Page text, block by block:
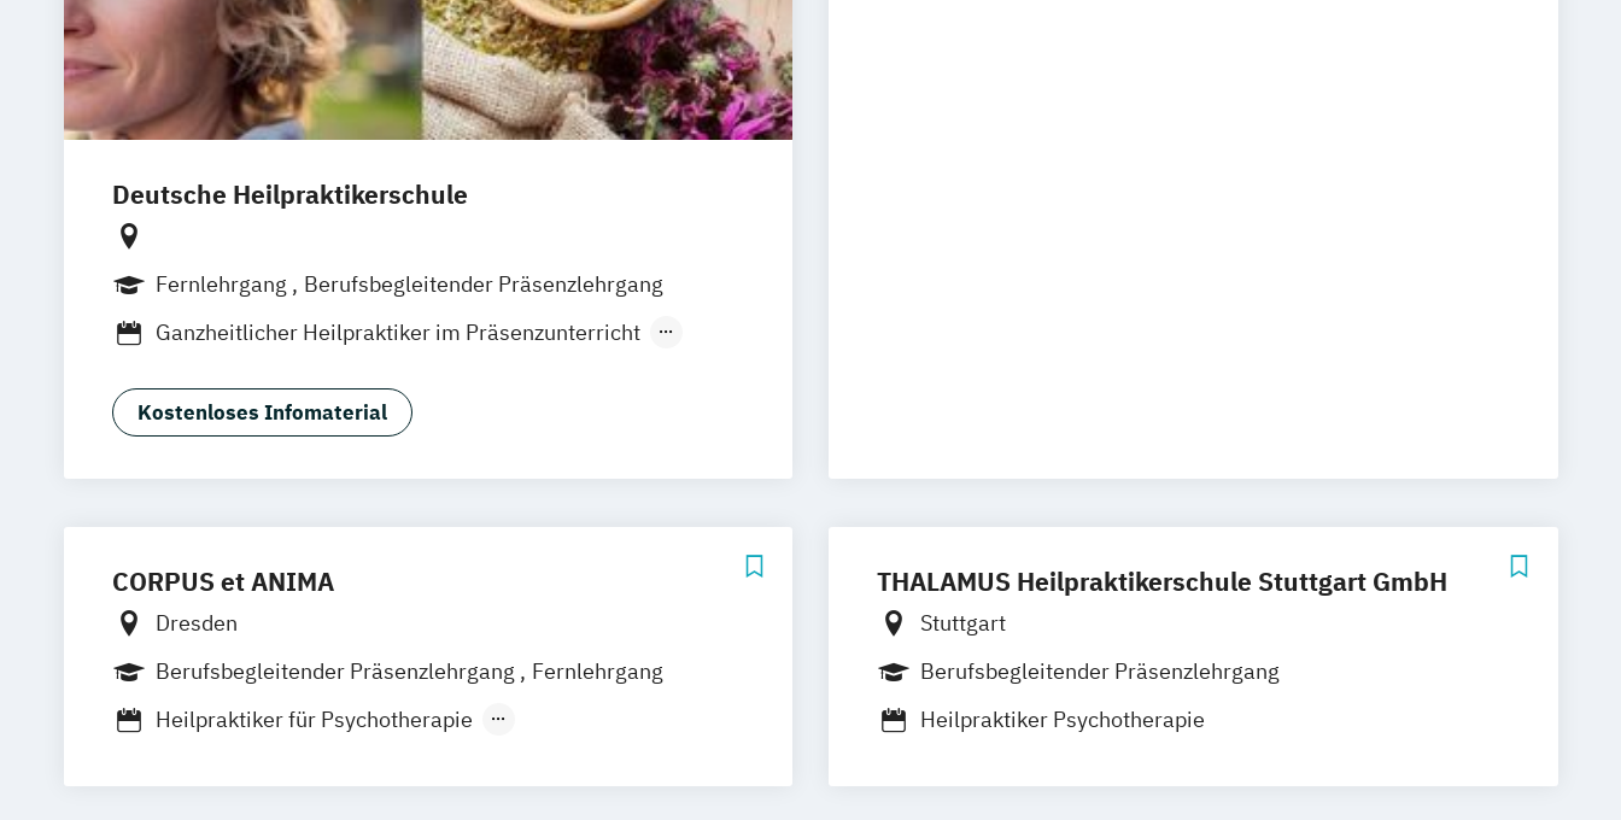
Deutsche Heilpraktikerschule
Fernlehrgang
Berufsbegleitender Präsenzlehrgang
Ganzheitlicher Heilpraktiker im Präsenzunterricht
Heilpraktiker für Psychotherapie im Präsenzunterricht
Kostenloses Infomaterial
CORPUS et ANIMA
Dresden
Berufsbegleitender Präsenzlehrgang
Fernlehrgang
Heilpraktiker für Psychotherapie
THALAMUS Heilpraktikerschule Stuttgart GmbH
Stuttgart
Berufsbegleitender Präsenzlehrgang
Heilpraktiker Psychotherapie